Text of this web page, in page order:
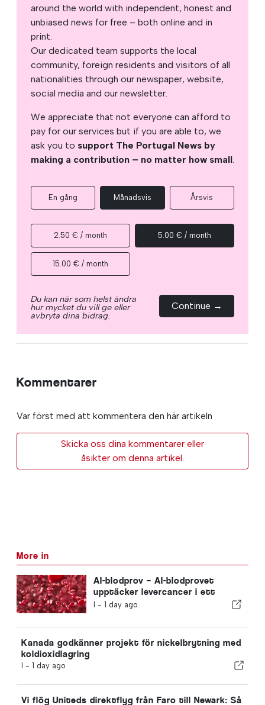
around the world with independent, honest and
unbiased news for free – both online and in
print.
Our dedicated team supports the local
community, foreign residents and visitors of all
nationalities through our newspaper, website,
social media and our newsletter.
We appreciate that not everyone can afford to
pay for our services but if you are able to, we
ask you to support The Portugal News by
making a contribution – no matter how small.
En gång Månadsvis Årsvis
2.50 € / month 5.00 € / month
15.00 € / month
Du kan när som helst ändra
hur mycket du vill ge eller
avbryta dina bidrag.
Continue →
Kommentarer
Var först med att kommentera den här artikeln
Skicka oss dina kommentarer eller
åsikter om denna artikel.
More in
AI-blodprov – AI-blodprovet
upptäcker levercancer i ett
tidigare skede
I - 1 day ago
Kanada godkänner projekt för nickelbrytning med
koldioxidlagring
I - 1 day ago
Vi flög Uniteds direktflyg från Faro till Newark: Så